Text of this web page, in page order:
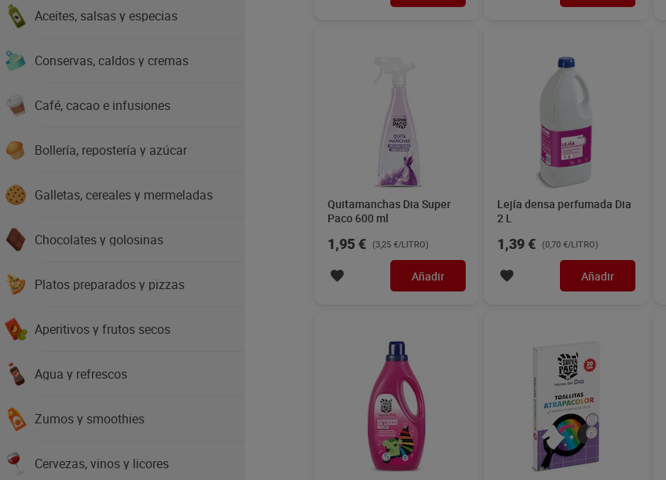
Aceites, salsas y especias
Conservas, caldos y cremas
Café, cacao e infusiones
Bollería, repostería y azúcar
Galletas, cereales y mermeladas
Chocolates y golosinas
Platos preparados y pizzas
Aperitivos y frutos secos
Agua y refrescos
Zumos y smoothies
Cervezas, vinos y licores
Quitamanchas Dia Super
Paco 600 ml
1,95 € (3,25 €/LITRO)
Añadir
Lejía densa perfumada Dia
2 L
1,39 € (0,70 €/LITRO)
Añadir